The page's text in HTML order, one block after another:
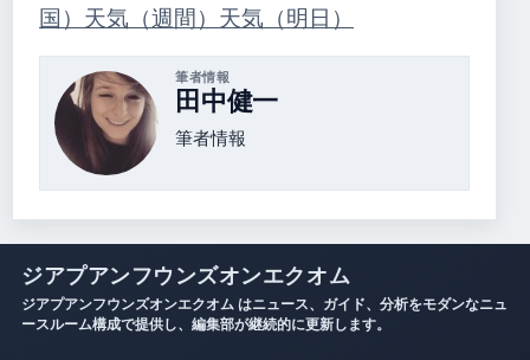
国） 天気（週間） 天気（明日）
筆者情報
田中健一
筆者情報
ジアプアンフウンズオンエクオム
ジアプアンフウンズオンエクオム はニュース、ガイド、分析をモダンなニュ
ースルーム構成で提供し、編集部が継続的に更新します。